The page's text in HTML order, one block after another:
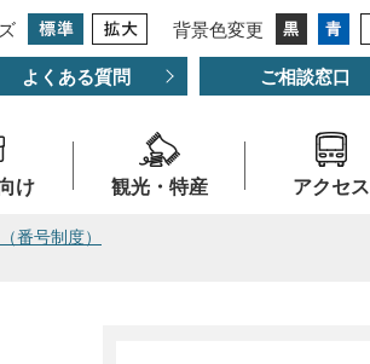
背景色変更
よくある質問 ご相談窓口
け 観光・特産 アクセス
番号制度）